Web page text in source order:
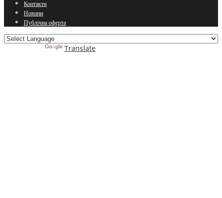
Контакти
Новини
Публічна оферта
Translate